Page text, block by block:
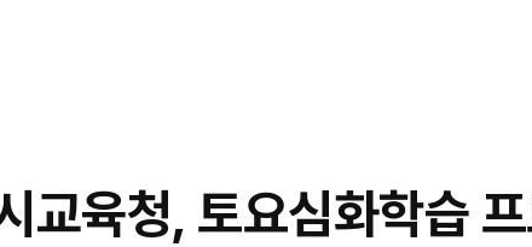
교육청, 토요심화학습